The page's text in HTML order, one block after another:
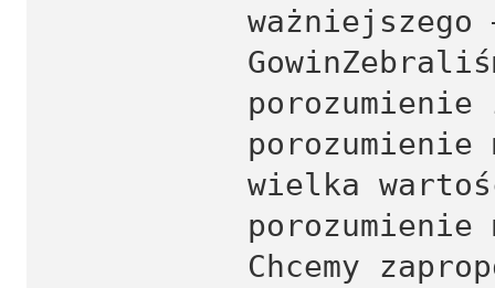
ważniejszego
wielka
porozumienie
Chcemy